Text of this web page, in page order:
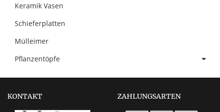
Keramik Vasen
Schieferplatten
Mülleimer
Pflanzentöpfe
KONTAKT ZAHLUNGSARTEN